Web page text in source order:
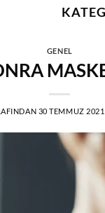
GENEL
30 TEMMUZ 2021